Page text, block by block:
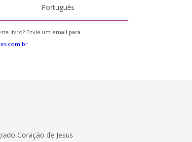
Português
livro? Envie um email para
Coração de Jesus